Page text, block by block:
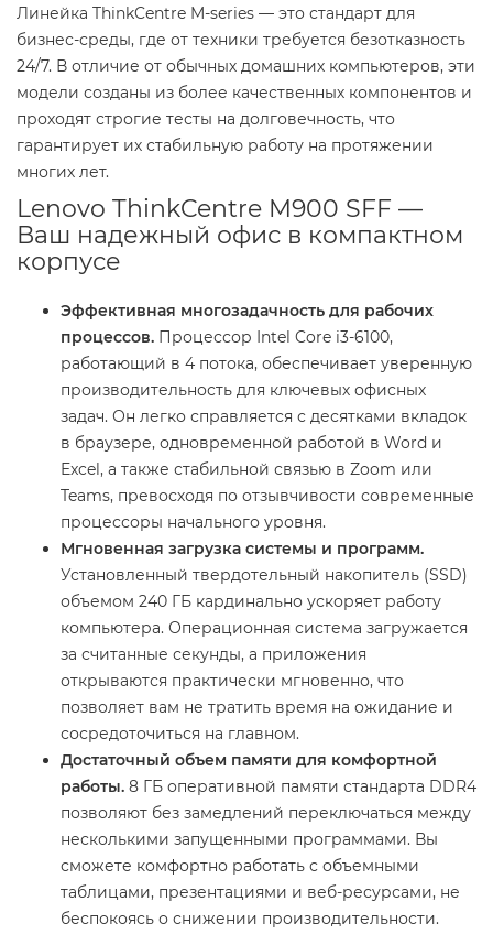
Линейка ThinkCentre M-series — это стандарт для
бизнес-среды, где от техники требуется безотказность
24/7. В отличие от обычных домашних компьютеров, эти
модели созданы из более качественных компонентов и
проходят строгие тесты на долговечность, что
гарантирует их стабильную работу на протяжении
многих лет.
Lenovo ThinkCentre M900 SFF —
Ваш надежный офис в компактном
корпусе
Эффективная многозадачность для рабочих
процессов. Процессор Intel Core i3-6100,
работающий в 4 потока, обеспечивает уверенную
производительность для ключевых офисных
задач. Он легко справляется с десятками вкладок
в браузере, одновременной работой в Word и
Excel, а также стабильной связью в Zoom или
Teams, превосходя по отзывчивости современные
процессоры начального уровня.
Мгновенная загрузка системы и программ.
Установленный твердотельный накопитель (SSD)
объемом 240 ГБ кардинально ускоряет работу
компьютера. Операционная система загружается
за считанные секунды, а приложения
открываются практически мгновенно, что
позволяет вам не тратить время на ожидание и
сосредоточиться на главном.
Достаточный объем памяти для комфортной
работы. 8 ГБ оперативной памяти стандарта DDR4
позволяют без замедлений переключаться между
несколькими запущенными программами. Вы
сможете комфортно работать с объемными
таблицами, презентациями и веб-ресурсами, не
беспокоясь о снижении производительности.